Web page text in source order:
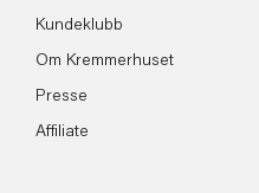
Kundeklubb
Om Kremmerhuset
Presse
Affiliate